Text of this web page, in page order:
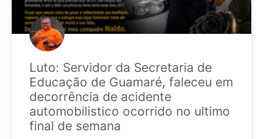
Luto: Servidor da Secretaria de
Educação de Guamaré, faleceu em
decorrência de acidente
automobilistico ocorrido no ultimo
final de semana